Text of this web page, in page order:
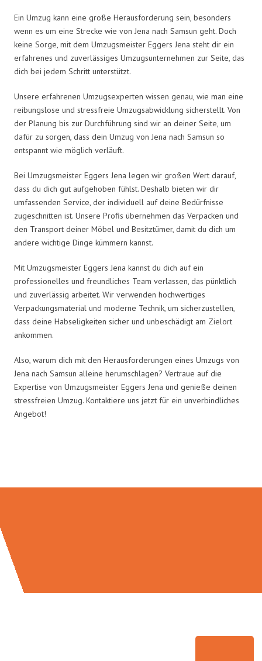
Ein Umzug kann eine große Herausforderung sein, besonders
wenn es um eine Strecke wie von Jena nach Samsun geht. Doch
keine Sorge, mit dem Umzugsmeister Eggers Jena steht dir ein
erfahrenes und zuverlässiges Umzugsunternehmen zur Seite, das
dich bei jedem Schritt unterstützt.
Unsere erfahrenen Umzugsexperten wissen genau, wie man eine
reibungslose und stressfreie Umzugsabwicklung sicherstellt. Von
der Planung bis zur Durchführung sind wir an deiner Seite, um
dafür zu sorgen, dass dein Umzug von Jena nach Samsun so
entspannt wie möglich verläuft.
Bei Umzugsmeister Eggers Jena legen wir großen Wert darauf,
dass du dich gut aufgehoben fühlst. Deshalb bieten wir dir
umfassenden Service, der individuell auf deine Bedürfnisse
zugeschnitten ist. Unsere Profis übernehmen das Verpacken und
den Transport deiner Möbel und Besitztümer, damit du dich um
andere wichtige Dinge kümmern kannst.
Mit Umzugsmeister Eggers Jena kannst du dich auf ein
professionelles und freundliches Team verlassen, das pünktlich
und zuverlässig arbeitet. Wir verwenden hochwertiges
Verpackungsmaterial und moderne Technik, um sicherzustellen,
dass deine Habseligkeiten sicher und unbeschädigt am Zielort
ankommen.
Also, warum dich mit den Herausforderungen eines Umzugs von
Jena nach Samsun alleine herumschlagen? Vertraue auf die
Expertise von Umzugsmeister Eggers Jena und genieße deinen
stressfreien Umzug. Kontaktiere uns jetzt für ein unverbindliches
Angebot!